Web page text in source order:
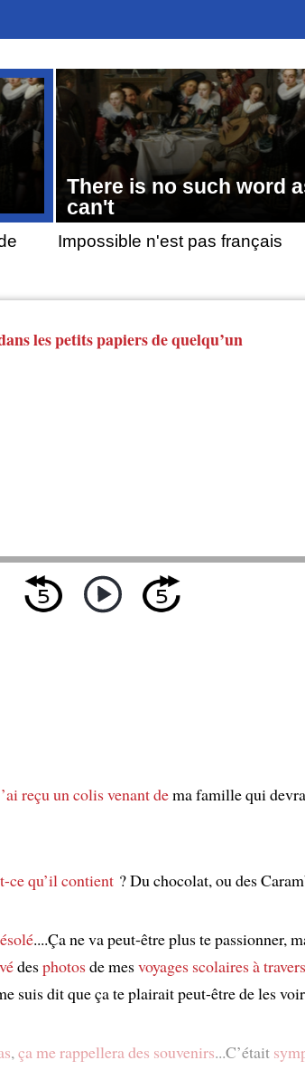
There is no such word
can't
Impossible n'est pas français
les petits papiers de quelqu’un
reçu un colisvenant dema famille qui
ce qu’il contient? Du chocolat, ou des
....Ça ne va peut-être plus te passionner,
desphotosde mesvoyages scolairesà travers
suis dit que ça te plairait peut-être de les
, ça me rappellera des souvenirs...C’était